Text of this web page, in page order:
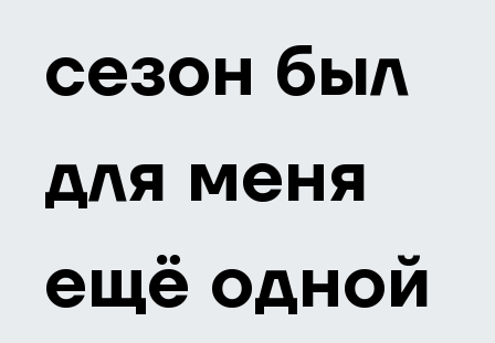
сезон был
для меня
ещё одной